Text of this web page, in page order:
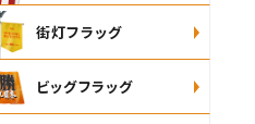
街灯フラッグ
ビッグフラッグ